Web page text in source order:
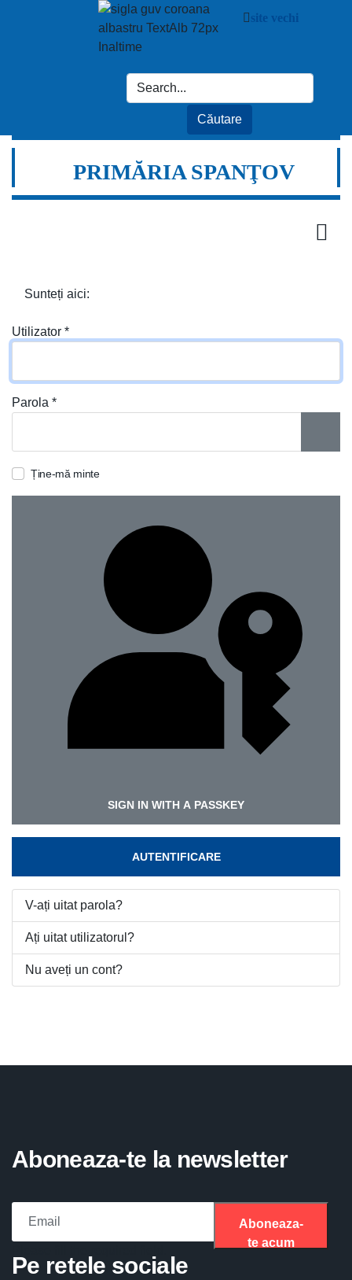
site vechi
PRIMĂRIA SPANŢOV
Sunteți aici:
Utilizator *
Parola *
Ține-mă minte
SIGN IN WITH A PASSKEY
AUTENTIFICARE
V-ați uitat parola?
Ați uitat utilizatorul?
Nu aveți un cont?
Aboneaza-te la newsletter
Aboneaza-
te acum
Pe retele sociale